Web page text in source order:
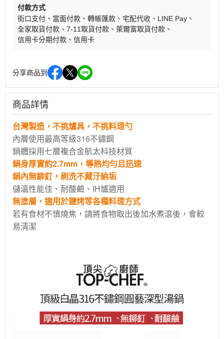
付款方式
街口支付
當面付款 轉帳匯款 宅配代收
LINE Pay
全家取貨付款
7-11取貨付款
萊爾富取貨付款
信用卡分期付款
信用卡
分享商品到
商品詳情
台灣製造，不挑爐具，不挑料理勺
內層使用最高等級316不鏽鋼
鍋體採用七層複合金航太科技材質
鍋身厚實約2.7mm，導熱均勻且迅速
鍋內無鉚釘，刷洗不藏汙納垢
儲溫性能佳、耐酸鹼、 IH爐適用
無塗層，適用於鹽烤等各種料理方式
若有食材不慎燒焦，請將食物取出後加水煮滾後，會較
易清潔